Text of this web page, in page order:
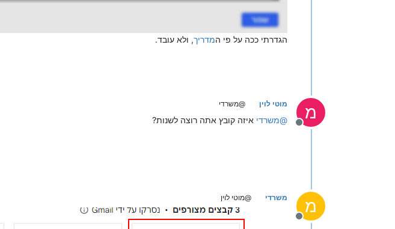
הגדרתי ככה על פי המדריך, ולא עובד.
מ
מנותק
מוטי לוין @משרדי
@משרדי איזה קובץ אתה רוצה לשנות?
מ
מנותק
משרדי @מוטי לוין